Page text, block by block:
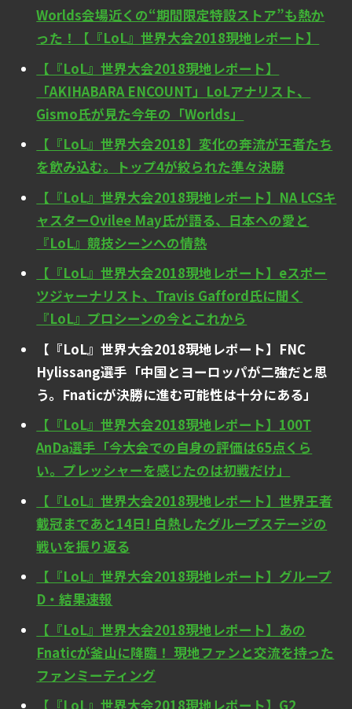
Worlds会場近くの“期間限定特設ストア”も熱か
った！【『LoL』世界大会2018現地レポート】
【『LoL』世界大会2018現地レポート】
「AKIHABARA ENCOUNT」LoLアナリスト、
Gismo氏が見た今年の「Worlds」
【『LoL』世界大会2018】変化の奔流が王者たち
を飲み込む。トップ4が絞られた準々決勝
【『LoL』世界大会2018現地レポート】NA LCSキ
ャスターOvilee May氏が語る、日本への愛と
『LoL』競技シーンへの情熱
【『LoL』世界大会2018現地レポート】eスポー
ツジャーナリスト、Travis Gafford氏に聞く
『LoL』プロシーンの今とこれから
【『LoL』世界大会2018現地レポート】FNC
Hylissang選手「中国とヨーロッパが二強だと思
う。Fnaticが決勝に進む可能性は十分にある」
【『LoL』世界大会2018現地レポート】100T
AnDa選手「今大会での自身の評価は65点くら
い。プレッシャーを感じたのは初戦だけ」
【『LoL』世界大会2018現地レポート】世界王者
戴冠まであと14日! 白熱したグループステージの
戦いを振り返る
【『LoL』世界大会2018現地レポート】グループ
D・結果速報
【『LoL』世界大会2018現地レポート】あの
Fnaticが釜山に降臨！ 現地ファンと交流を持った
ファンミーティング